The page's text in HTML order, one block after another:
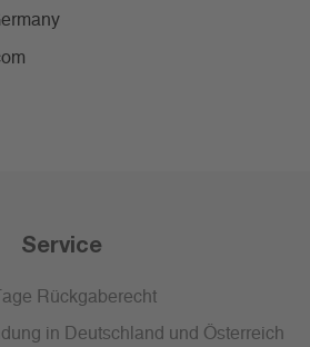
Service
Rückgaberecht
in Deutschland und Österreich